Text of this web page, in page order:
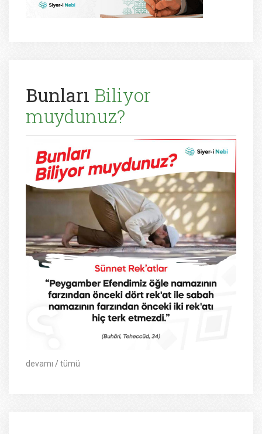
Bunları Biliyor
muydunuz?
devamı /tümü